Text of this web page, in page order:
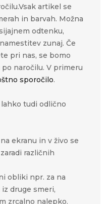
artikel se
in barvah. Možna
odtenku,
zunaj. Če
pri nas, se bomo
naročilu. V primeru
sporočilo.
tudi odlično
ekranu in v živo se
različnih
obliki npr. za na
druge smeri,
zrcalno nalepko.